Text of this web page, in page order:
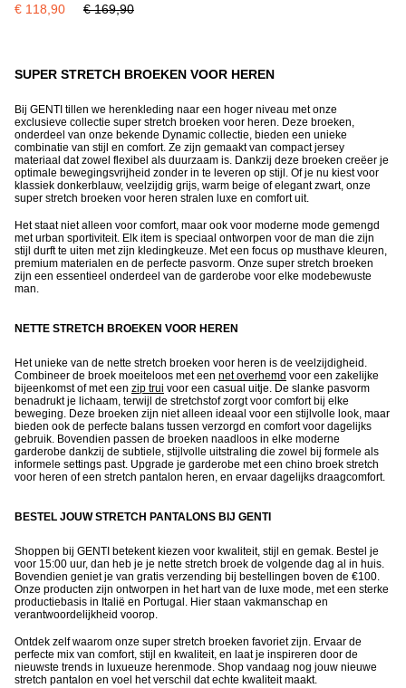
€ 118,90 € 169,90
SUPER STRETCH BROEKEN VOOR HEREN
Bij GENTI tillen we herenkleding naar een hoger niveau met onze
exclusieve collectie super stretch broeken voor heren. Deze broeken,
onderdeel van onze bekende Dynamic collectie, bieden een unieke
combinatie van stijl en comfort. Ze zijn gemaakt van compact jersey
materiaal dat zowel flexibel als duurzaam is. Dankzij deze broeken creëer je
optimale bewegingsvrijheid zonder in te leveren op stijl. Of je nu kiest voor
klassiek donkerblauw, veelzijdig grijs, warm beige of elegant zwart, onze
super stretch broeken voor heren stralen luxe en comfort uit.
Het staat niet alleen voor comfort, maar ook voor moderne mode gemengd
met urban sportiviteit. Elk item is speciaal ontworpen voor de man die zijn
stijl durft te uiten met zijn kledingkeuze. Met een focus op musthave kleuren,
premium materialen en de perfecte pasvorm. Onze super stretch broeken
zijn een essentieel onderdeel van de garderobe voor elke modebewuste
man.
NETTE STRETCH BROEKEN VOOR HEREN
Het unieke van de nette stretch broeken voor heren is de veelzijdigheid.
Combineer de broek moeiteloos met een net overhemd voor een zakelijke
bijeenkomst of met een zip trui voor een casual uitje. De slanke pasvorm
benadrukt je lichaam, terwijl de stretchstof zorgt voor comfort bij elke
beweging. Deze broeken zijn niet alleen ideaal voor een stijlvolle look, maar
bieden ook de perfecte balans tussen verzorgd en comfort voor dagelijks
gebruik. Bovendien passen de broeken naadloos in elke moderne
garderobe dankzij de subtiele, stijlvolle uitstraling die zowel bij formele als
informele settings past. Upgrade je garderobe met een chino broek stretch
voor heren of een stretch pantalon heren, en ervaar dagelijks draagcomfort.
BESTEL JOUW STRETCH PANTALONS BIJ GENTI
Shoppen bij GENTI betekent kiezen voor kwaliteit, stijl en gemak. Bestel je
voor 15:00 uur, dan heb je je nette stretch broek de volgende dag al in huis.
Bovendien geniet je van gratis verzending bij bestellingen boven de €100.
Onze producten zijn ontworpen in het hart van de luxe mode, met een sterke
productiebasis in Italië en Portugal. Hier staan vakmanschap en
verantwoordelijkheid voorop.
Ontdek zelf waarom onze super stretch broeken favoriet zijn. Ervaar de
perfecte mix van comfort, stijl en kwaliteit, en laat je inspireren door de
nieuwste trends in luxueuze herenmode. Shop vandaag nog jouw nieuwe
stretch pantalon en voel het verschil dat echte kwaliteit maakt.